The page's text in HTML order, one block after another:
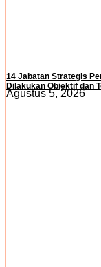
14 Jabatan Strategis
Dilakukan Objektif dan
Agustus 5, 2026